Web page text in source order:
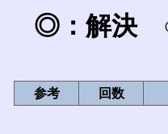
◎：解決 ○
参考 回数